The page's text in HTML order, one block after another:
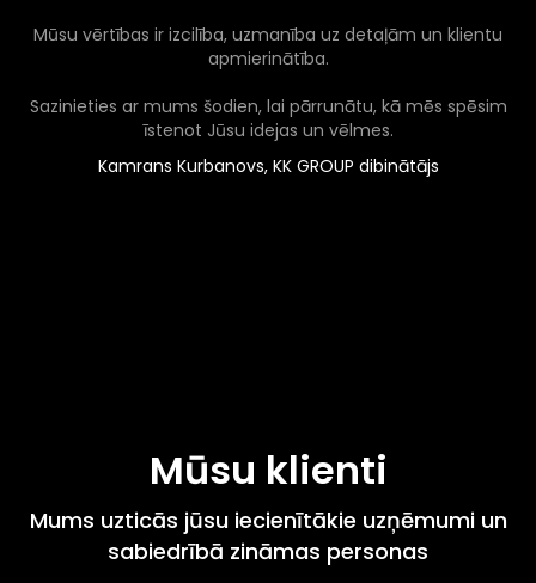
Mūsu vērtības ir izcilība, uzmanība uz detaļām un klientu
apmierinātība.
Sazinieties ar mums šodien, lai pārrunātu, kā mēs spēsim
īstenot Jūsu idejas un vēlmes.
Kamrans Kurbanovs, KK GROUP dibinātājs
Mūsu klienti
Mums uzticās jūsu iecienītākie uzņēmumi un
sabiedrībā zināmas personas